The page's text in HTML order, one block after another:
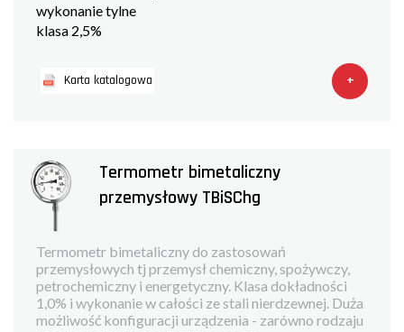
wykonanie tylne
klasa 2,5%
Karta katalogowa +
Termometr bimetaliczny
przemysłowy TBiSChg
Termometr bimetaliczny do zastosowań
przemysłowych tj przemysł chemiczny, spożywczy,
petrochemiczny i energetyczny. Klasa dokładności
1,0% i wykonanie w całości ze stali nierdzewnej. Duża
możliwość konfiguracji urządzenia - zarówno rodzaju